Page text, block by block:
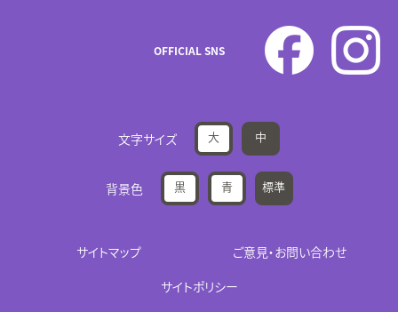
OFFICIAL SNS
文字サイズ 大 中
背景色 黒 青 標準
サイトマップ
ご意見・お問い合わせ
サイトポリシー